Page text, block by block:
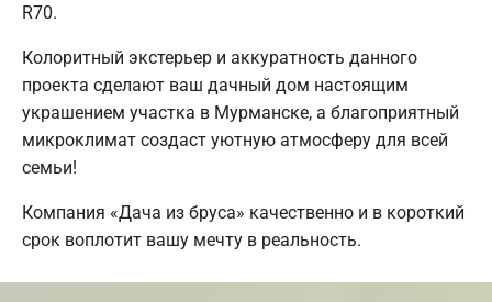
R70.
Колоритный экстерьер и аккуратность данного
проекта сделают ваш дачный дом настоящим
украшением участка в Мурманске, а благоприятный
микроклимат создаст уютную атмосферу для всей
семьи!
Компания «Дача из бруса» качественно и в короткий
срок воплотит вашу мечту в реальность.